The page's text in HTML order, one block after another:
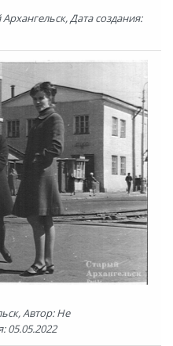
Дата создания:
Автор: Не
05.05.2022